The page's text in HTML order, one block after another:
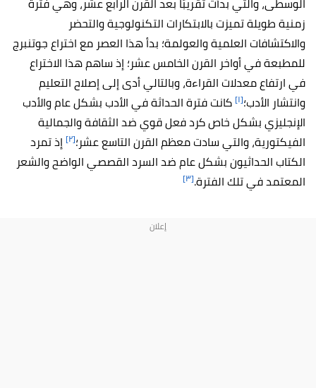
زمنية طويلة تميزت بالابتكارات التكنولوجية والتحضر
والاكتشافات العلمية والعولمة؛ بدأ هذا العصر مع اختراع جوتنبرج
للمطبعة في أواخر القرن الخامس عشر؛ إذ ساهم هذا الاختراع
في ارتفاع معدلات القراءة، وبالتالي أدى إلى إصلاح التعليم
وانتشار الأدب؛[١] كانت فترة الحداثة في الأدب بشكل عام والأدب
الإنجليزي بشكل خاص كرد فعل قوي ضد الثقافة والجمالية
الفيكتورية، والتي سادت معظم القرن التاسع عشر؛[٢]
إذ تمرد
الكتاب الحداثيون بشكل عام ضد السرد القصصي الواضح والشعر
المعتمد في تلك الفترة.[٣]